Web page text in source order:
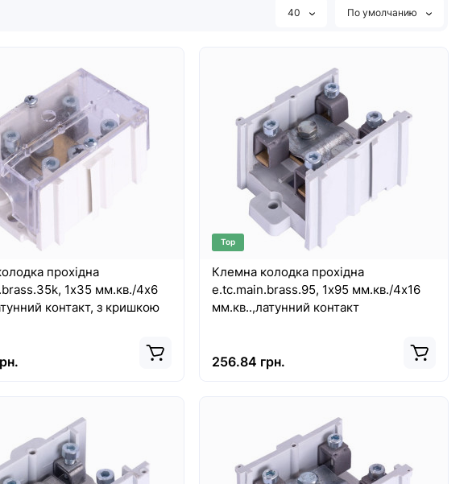
40 По умолчанию
прохідна
1х35 мм.кв./4х6
контакт, з кришкою
Top
Клемна колодка прохідна
e.tc.main.brass.95, 1х95 мм.кв./4х16
мм.кв..,латунний контакт
256.84 грн.